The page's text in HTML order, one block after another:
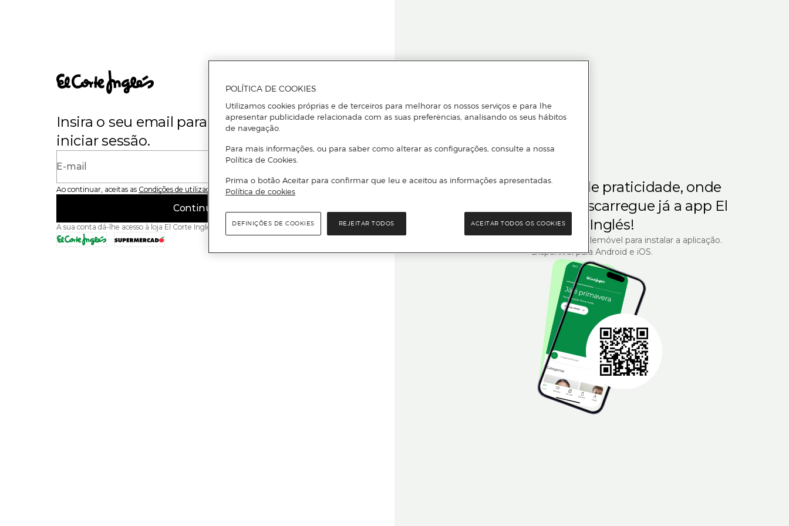
Insira o seu email para se registar ou
iniciar sessão.
E-mail
Ao continuar, aceitas as Condições de utilização do site
Continuar
A sua conta dá-lhe acesso à loja El Corte Inglés e ao Supermercado El Corte Inglés.
Para quem gosta de praticidade, onde
Descarregue já a app El
Corte Inglés!
Leia o código QR com o seu telemóvel para instalar a aplicação.
Disponível para Android e iOS.
POLÍTICA DE COOKIES
Utilizamos cookies próprias e de terceiros para melhorar os nossos serviços e para lhe
apresentar publicidade relacionada com as suas preferências, analisando os seus hábitos
de navegação.
Para mais informações, ou para saber como alterar as configurações, consulte a nossa
Política de Cookies.
Prima o botão Aceitar para confirmar que leu e aceitou as informações apresentadas.
Política de cookies
REJEITAR TODOS ACEITAR TODOS OS COOKIES
DEFINIÇÕES DE COOKIES